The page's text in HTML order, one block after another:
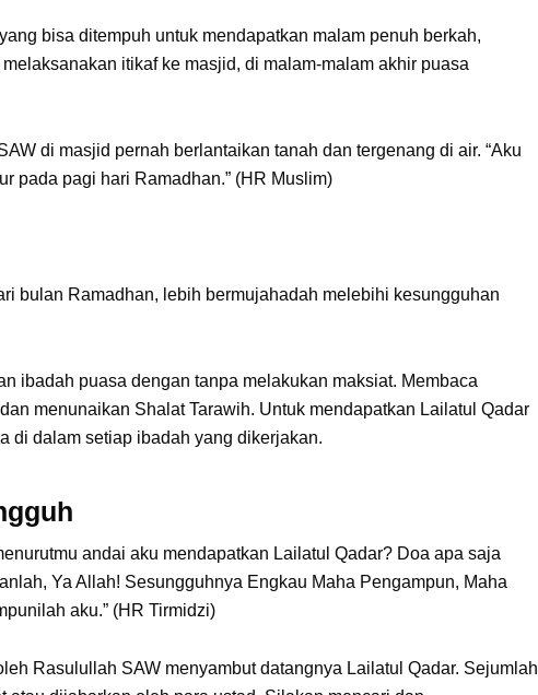
bisa ditempuh untuk mendapatkan malam penuh berkah,
itikaf ke masjid, di malam-malam akhir puasa
di masjid pernah berlantaikan tanah dan tergenang di air. “Aku
pada pagi hari Ramadhan.” (HR Muslim)
bulan Ramadhan, lebih bermujahadah melebihi kesungguhan
ibadah puasa dengan tanpa melakukan maksiat. Membaca
menunaikan Shalat Tarawih. Untuk mendapatkan Lailatul Qadar
di dalam setiap ibadah yang dikerjakan.
andai aku mendapatkan Lailatul Qadar? Doa apa saja
Ya Allah! Sesungguhnya Engkau Maha Pengampun, Maha
aku.” (HR Tirmidzi)
Rasulullah SAW menyambut datangnya Lailatul Qadar. Sejumlah